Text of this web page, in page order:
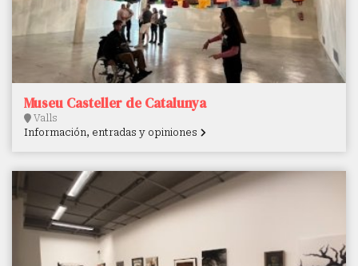
Museu Casteller de Catalunya
Valls
Información, entradas y opiniones